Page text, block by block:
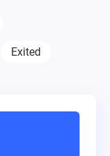
Exited